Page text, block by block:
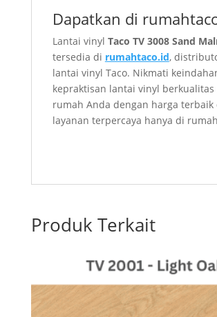
Dapatkan di
Lantai vinyl Taco TV 3008 Sand
tersedia di rumahtaco.id,
lantai vinyl Taco. Nikmati
kepraktisan lantai vinyl
rumah Anda dengan harga terbaik
layanan terpercaya hanya di
Produk Terkait